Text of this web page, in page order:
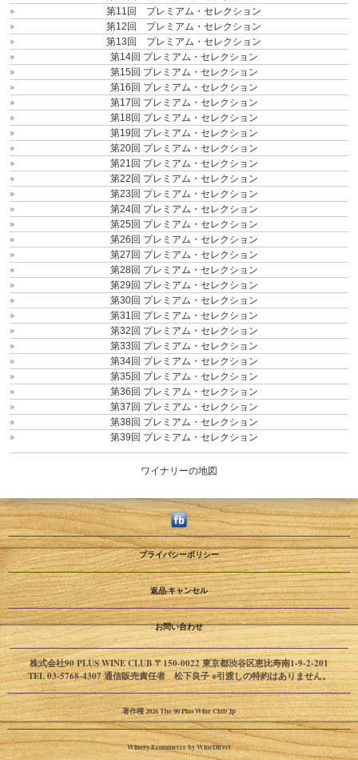
第11回 プレミアム・セレクション
第12回 プレミアム・セレクション
第13回 プレミアム・セレクション
第14回 プレミアム・セレクション
第15回 プレミアム・セレクション
第16回 プレミアム・セレクション
第17回 プレミアム・セレクション
第18回 プレミアム・セレクション
第19回 プレミアム・セレクション
第20回 プレミアム・セレクション
第21回 プレミアム・セレクション
第22回 プレミアム・セレクション
第23回 プレミアム・セレクション
第24回 プレミアム・セレクション
第25回 プレミアム・セレクション
第26回 プレミアム・セレクション
第27回 プレミアム・セレクション
第28回 プレミアム・セレクション
第29回 プレミアム・セレクション
第30回 プレミアム・セレクション
第31回 プレミアム・セレクション
第32回 プレミアム・セレクション
第33回 プレミアム・セレクション
第34回 プレミアム・セレクション
第35回 プレミアム・セレクション
第36回 プレミアム・セレクション
第37回 プレミアム・セレクション
第38回 プレミアム・セレクション
第39回 プレミアム・セレクション
ワイナリーの地図
プライバシーポリシー
返品·キャンセル
お問い合わせ
株式会社90 PLUS WINE CLUB 〒150-0022 東京都渋谷区恵比寿南1-9-2-201
TEL 03-5768-4307 通信販売責任者 松下良子 ※引渡しの特約はありません。
著作権 2026 The 90 Plus Wine Club Jp
Winery Ecommerce by WineDirect